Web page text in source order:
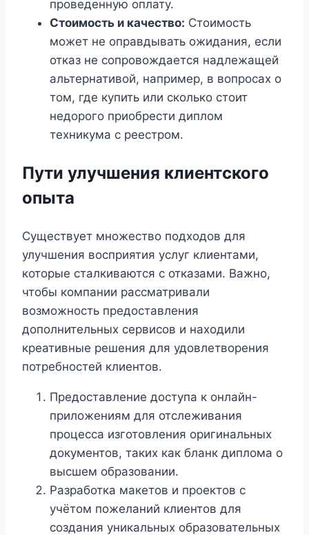
проведенную оплату.
Стоимость и качество: Стоимость
может не оправдывать ожидания, если
отказ не сопровождается надлежащей
альтернативой, например, в вопросах о
том, где купить или сколько стоит
недорого приобрести диплом
техникума с реестром.
Пути улучшения клиентского
опыта
Существует множество подходов для
улучшения восприятия услуг клиентами,
которые сталкиваются с отказами. Важно,
чтобы компании рассматривали
возможность предоставления
дополнительных сервисов и находили
креативные решения для удовлетворения
потребностей клиентов.
Предоставление доступа к онлайн-
приложениям для отслеживания
процесса изготовления оригинальных
документов, таких как бланк диплома о
высшем образовании.
Разработка макетов и проектов с
учётом пожеланий клиентов для
создания уникальных образовательных